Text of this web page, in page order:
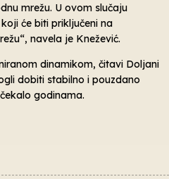
mrežu. U ovom slučaju
će biti priključeni na
navela je Knežević.
dinamikom, čitavi Doljani
dobiti stabilno i pouzdano
godinama.